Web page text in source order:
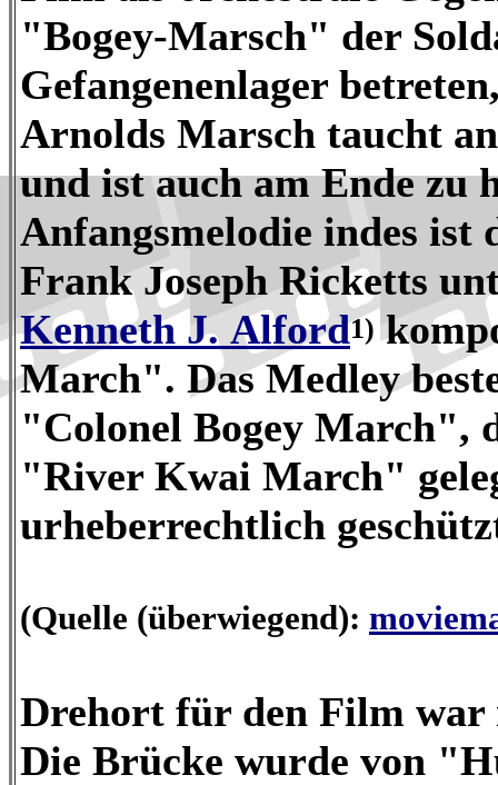
"Bogey-Marsch" der
Gefangenenlager
Arnolds Marsch taucht
und ist auch am Ende zu
Anfangsmelodie indes ist
Frank Joseph Ricketts
Kenneth J. Alford1)
March". Das Medley
"Colonel Bogey March",
"River Kwai March"
urheberrechtlich
(Quelle (überwiegend):
Drehort für den Film
Die Brücke wurde von